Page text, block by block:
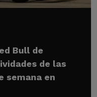
Bull de
de las
semana en